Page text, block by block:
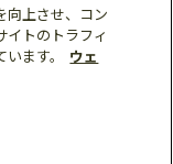
たって
向上させ、コン
トのトラフィ
ます。
ウェ